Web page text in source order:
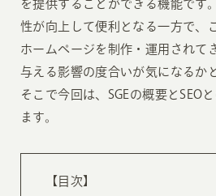
を提供することができる機能です
性が向上して便利となる一方で、
ホームページを制作・運用されて
与える影響の度合いが気になるか
そこで今回は、SGEの概要とSEO
ます。
【目次】